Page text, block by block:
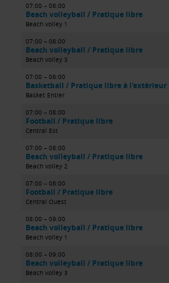
07:00 – 08:00
Beach volleyball / Pratique libre
Beach volley 1
07:00 – 08:00
Beach volleyball / Pratique libre
Beach volley 3
07:00 – 08:00
Basketball / Pratique libre à l'extérieur
Basket Entier
07:00 – 08:00
Football / Pratique libre
Central Est
07:00 – 08:00
Beach volleyball / Pratique libre
Beach volley 2
07:00 – 08:00
Football / Pratique libre
Central Ouest
08:00 – 09:00
Beach volleyball / Pratique libre
Beach volley 1
08:00 – 09:00
Beach volleyball / Pratique libre
Beach volley 3